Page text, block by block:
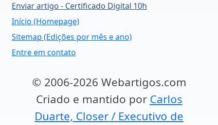
Enviar artigo - Certificado Digital 10h
Início (Homepage)
Sitemap (Edições por mês e ano)
Entre em contato
© 2006-2026 Webartigos.com
Criado e mantido por Carlos
Duarte, Closer / Executivo de